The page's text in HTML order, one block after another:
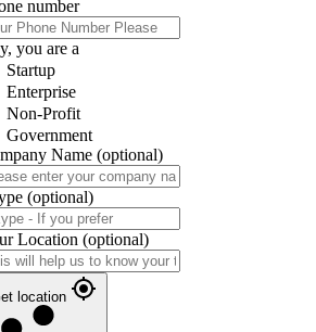
number
you are a
Startup
Enterprise
Non-Profit
Government
Name (optional)
(optional)
Location (optional)
location